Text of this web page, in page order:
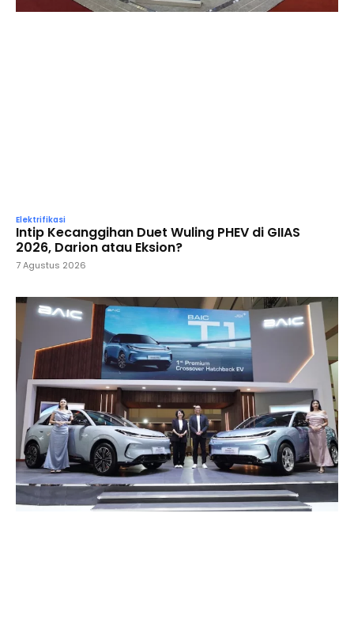
Elektrifikasi
Intip Kecanggihan Duet Wuling PHEV di GIIAS
2026, Darion atau Eksion?
7 Agustus 2026